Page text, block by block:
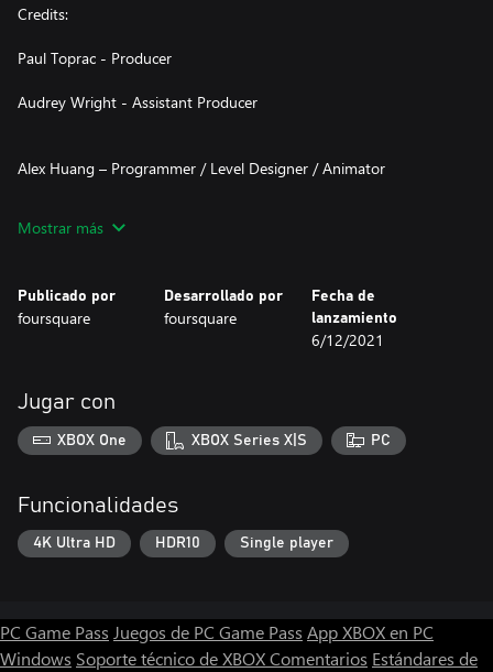
Credits:
Paul Toprac - Producer
Audrey Wright - Assistant Producer
Alex Huang – Programmer / Level Designer / Animator
Alden Sumstad – Artist / Scene Designer
Taylor Wood – Audio and Narrative Designer
Mostrar más
Publicado por
foursquare
Desarrollado por
foursquare
Fecha de
lanzamiento
6/12/2021
Jugar con
XBOX One XBOX Series X|S PC
Funcionalidades
4K Ultra HD HDR10 Single player
PC Game Pass Juegos de PC Game Pass App XBOX en PC
Windows Soporte técnico de XBOXComentarios Estándares de